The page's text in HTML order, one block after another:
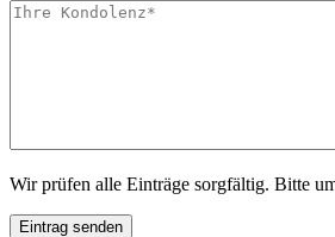
Wir prüfen alle Einträge sorgfältig. Bitte